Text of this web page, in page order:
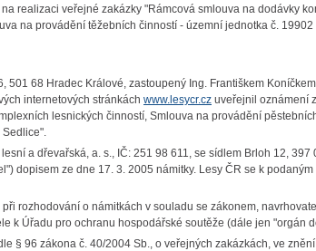
realizaci veřejné zakázky "Rámcová smlouva na dodávky
na provádění těžebních činností - územní jednotka č. 19902
501 68 Hradec Králové, zastoupený Ing. Františkem
internetových stránkách www.lesycr.cz uveřejnil oznámení
lesnických činností, Smlouva na provádění
Sedlice".
a dřevařská, a. s., IČ: 251 98 611, se sídlem Brloh 12, 397
dopisem ze dne 17. 3. 2005 námitky. Lesy ČR se k
rozhodování o námitkách v souladu se zákonem,
k Úřadu pro ochranu hospodářské soutěže (dále jen "orgán
§ 96 zákona č. 40/2004 Sb., o veřejných zakázkách, ve